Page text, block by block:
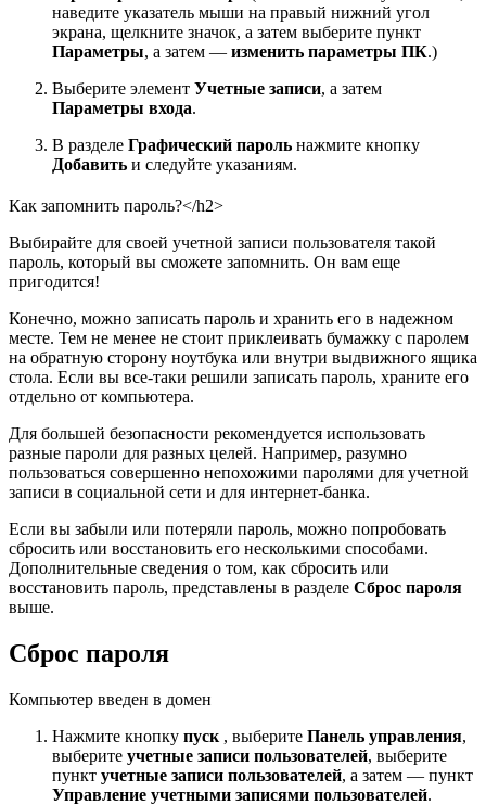
наведите указатель мыши на правый нижний угол
экрана, щелкните значок, а затем выберите пункт
Параметры, а затем — изменить параметры ПК.)
Выберите элемент Учетные записи, а затем
Параметры входа.
В разделе Графический пароль нажмите кнопку
Добавить и следуйте указаниям.
Как запомнить пароль?</h2>
Выбирайте для своей учетной записи пользователя такой
пароль, который вы сможете запомнить. Он вам еще
пригодится!
Конечно, можно записать пароль и хранить его в надежном
месте. Тем не менее не стоит приклеивать бумажку с паролем
на обратную сторону ноутбука или внутри выдвижного ящика
стола. Если вы все-таки решили записать пароль, храните его
отдельно от компьютера.
Для большей безопасности рекомендуется использовать
разные пароли для разных целей. Например, разумно
пользоваться совершенно непохожими паролями для учетной
записи в социальной сети и для интернет-банка.
Если вы забыли или потеряли пароль, можно попробовать
сбросить или восстановить его несколькими способами.
Дополнительные сведения о том, как сбросить или
восстановить пароль, представлены в разделе Сброс пароля
выше.
Сброс пароля
Компьютер введен в домен
Нажмите кнопку пуск , выберите Панель управления,
выберите учетные записи пользователей, выберите
пункт учетные записи пользователей, а затем — пункт
Управление учетными записями пользователей.